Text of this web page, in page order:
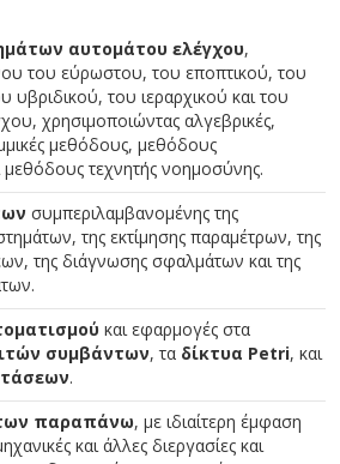
αυτομάτου ελέγχου,
του εύρωστου, του εποπτικού, του
υβριδικού, του ιεραρχικού και του
χρησιμοποιώντας αλγεβρικές,
μεθόδους, μεθόδους
μεθόδους τεχνητής νοημοσύνης.
συμπεριλαμβανομένης της
της εκτίμησης παραμέτρων, της
της διάγνωσης σφαλμάτων και της
και εφαρμογές στα
συμβάντων, τα δίκτυα Petri, και
.
παραπάνω, με ιδιαίτερη έμφαση
και άλλες διεργασίες και